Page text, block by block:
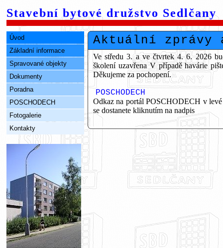
Stavební bytové družstvo Sedlčany
Úvod
Základní informace
Spravované objekty
Dokumenty
Poradna
POSCHODECH
Fotogalerie
Kontakty
Aktuální zprávy
Ve středu 3. a ve čtvrtek 4. 6. 2026
školení uzavřena V případě havárie
Děkujeme za pochopení.
POSCHODECH
Odkaz na portál POSCHODECH v
se dostanete kliknutím na nadpis